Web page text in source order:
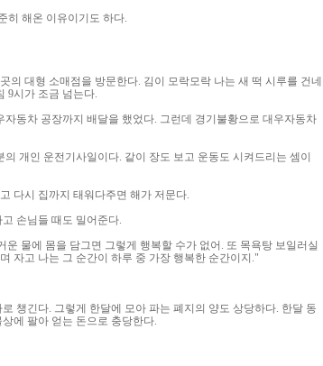
히 해온 이유이기도 하다.
의 대형 소매점을 방문한다. 김이 모락모락 나는 새 떡 시루를 건네
9시가 조금 넘는다.
동차 공장까지 배달을 했었다. 그런데 경기불황으로 대우자동차
개인 운전기사일이다. 같이 장도 보고 운동도 시켜드리는 셈이
다시 집까지 태워다주면 해가 저문다.
손님들 때도 밀어준다.
물에 몸을 담그면 그렇게 행복할 수가 없어. 또 목욕탕 보일러실
자고 나는 그 순간이 하루 중 가장 행복한 순간이지."
챙긴다. 그렇게 한달에 모아 파는 폐지의 양도 상당하다. 한달 동
에 팔아 얻는 돈으로 충당한다.